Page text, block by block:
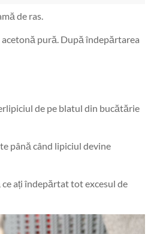
de ras.
acetonă pură. După îndepărtarea
de pe blatul din bucătărie
până când lipiciul devine
ați îndepărtat tot excesul de